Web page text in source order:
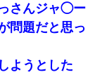
さんジャ◯ー
問題だと思っ
ようとした